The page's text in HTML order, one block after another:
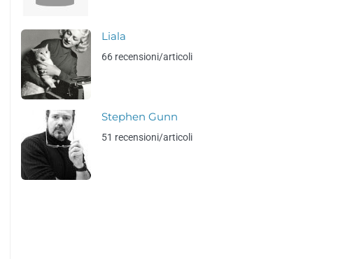
Liala
66 recensioni/articoli
Stephen Gunn
51 recensioni/articoli